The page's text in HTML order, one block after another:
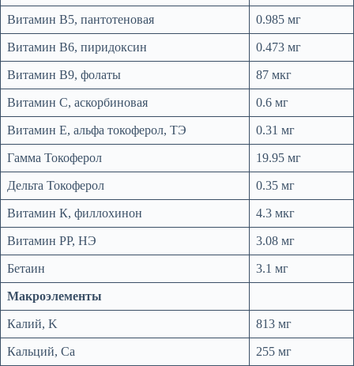
Витамин В5, пантотеновая 0.985 мг
Витамин В6, пиридоксин 0.473 мг
Витамин В9, фолаты 87 мкг
Витамин C, аскорбиновая 0.6 мг
Витамин Е, альфа токоферол, ТЭ 0.31 мг
Гамма Токоферол 19.95 мг
Дельта Токоферол 0.35 мг
Витамин К, филлохинон 4.3 мкг
Витамин РР, НЭ 3.08 мг
Бетаин 3.1 мг
Макроэлементы
Калий, K 813 мг
Кальций, Ca 255 мг